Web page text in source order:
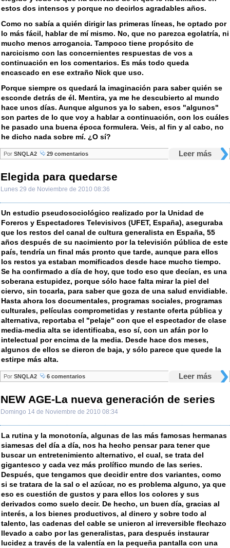
estos dos intensos y porque no decirlos agradables años.
Como no sabía a quién dirigir las primeras líneas, he optado por
lo más fácil, hablar de mí mismo. No, que no parezca egolatría, ni
mucho menos arrogancia. Tampoco tiene propósito de
narcicismo con las concernientes respuestas de vos a
continuación en los comentarios. Es más todo queda
encascado en ese extraño Nick que uso.
Porque siempre os quedará la imaginación para saber quién se
esconde detrás de él. Mentira, ya me he descubierto al mundo
hace unos días. Aunque algunos ya lo saben, esos "algunos"
son partes de lo que voy a hablar a continuación, con los cuáles
he pasado una buena época formulera. Veis, al fin y al cabo, no
he dicho nada sobre mí. ¿O sí?
Leer más
Por SNQLA2 29 comentarios
Elegida para quedarse
Lunes 29 de Noviembre de 2010 08:36
Un estudio pseudosociológico realizado por la Unidad de
Foreros y Espectadores Televisivos (UFET, España), aseguraba
que los restos del canal de cultura generalista en España, 55
años después de su nacimiento por la televisión pública de este
país, tendría un final más pronto que tarde, aunque para ellos
los restos ya estaban momificados desde hace mucho tiempo.
Se ha confirmado a día de hoy, que todo eso que decían, es una
soberana estupidez, porque sólo hace falta mirar la piel del
ciervo, sin tocarla, para saber que goza de una salud envidiable.
Hasta ahora los documentales, programas sociales, programas
culturales, películas comprometidas y restante oferta pública y
alternativa, reportaba el "pelaje" con que el espectador de clase
media-media alta se identificaba, eso sí, con un afán por lo
intelectual por encima de la media. Desde hace dos meses,
algunos de ellos se dieron de baja, y sólo parece que quede la
estirpe más alta.
Leer más
Por SNQLA2 6 comentarios
NEW AGE-La nueva generación de series
Domingo 14 de Noviembre de 2010 08:34
La rutina y la monotonía, algunas de las más famosas hermanas
siamesas del día a día, nos ha hecho pensar para tener que
buscar un entretenimiento alternativo, el cual, se trata del
gigantesco y cada vez más prolífico mundo de las series.
Después, que tengamos que decidir entre dos variantes, como
si se tratara de la sal o el azúcar, no es problema alguno, ya que
eso es cuestión de gustos y para ellos los colores y sus
derivados como suelo decir. De hecho, un buen día, gracias al
interés, a los bienes productivos, al dinero y sobre todo al
talento, las cadenas del cable se unieron al irreversible flechazo
llevado a cabo por las generalistas, para después instaurar
lucidez a través de la valentía en la pequeña pantalla con una